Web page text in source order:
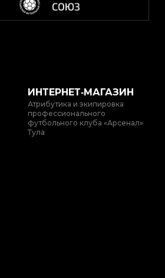
ИНТЕРНЕТ‑МАГАЗИН
Атрибутика и экипировка
профессионального
футбольного клуба «Арсенал»
Тула